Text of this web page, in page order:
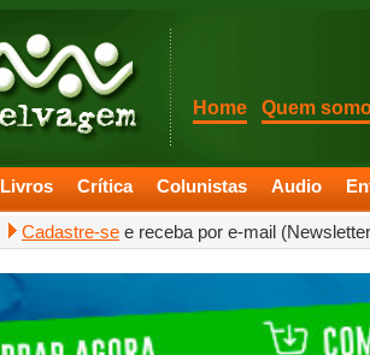
Home Quem
Livros Crítica Colunistas Audio
Cadastre-se e receba por e-mail